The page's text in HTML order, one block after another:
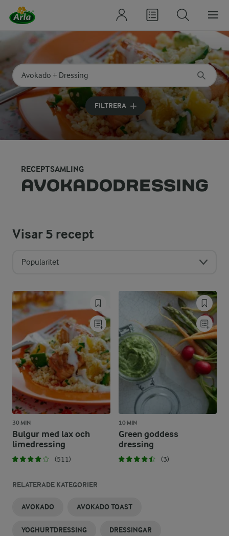
Sök på kategori eller ingrediens
Skriv in sökord för att få förslag
FILTRERA
RECEPTSAMLING
AVOKADODRESSING
Visar5 recept
Popularitet
30 MIN
Bulgur med lax och
limedressing
(511)
10 MIN
Green goddess
dressing
(3)
RELATERADE KATEGORIER
AVOKADO AVOKADO TOAST
YOGHURTDRESSING DRESSINGAR